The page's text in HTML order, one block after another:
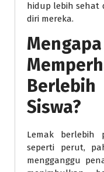
hidup lebih sehat
diri mereka.
Siswa?
Lemak berlebih
seperti perut,
mengganggu